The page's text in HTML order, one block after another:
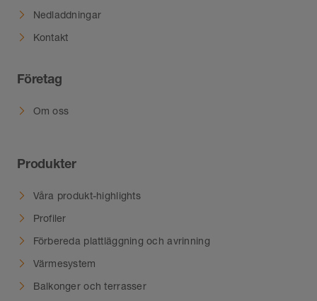
Nedladdningar
Kontakt
Företag
Om oss
Produkter
Våra produkt-highlights
Profiler
Förbereda plattläggning och avrinning
Värmesystem
Balkonger och terrasser